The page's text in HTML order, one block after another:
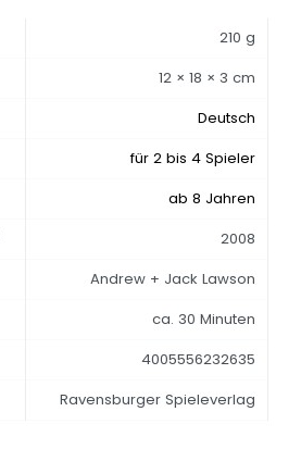
210 g
12 × 18 × 3 cm
Deutsch
für 2 bis 4 Spieler
ab 8 Jahren
2008
Andrew + Jack Lawson
ca. 30 Minuten
4005556232635
Ravensburger Spieleverlag